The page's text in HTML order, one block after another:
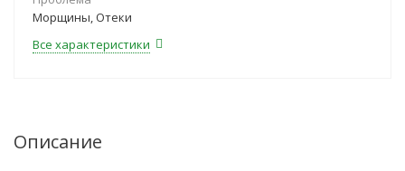
Морщины, Отеки
Все характеристики
Описание